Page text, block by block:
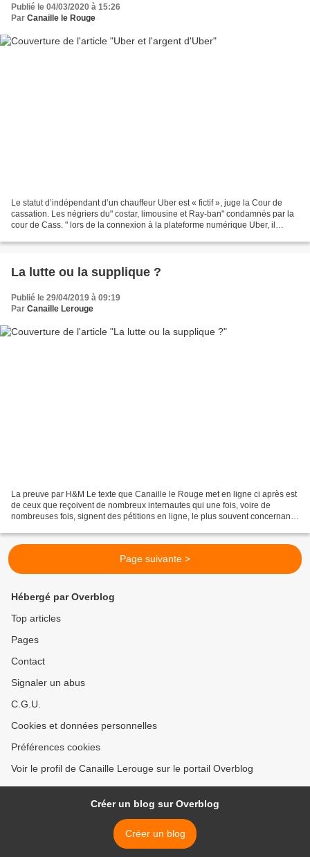
Publié le 04/03/2020 à 15:26
Par Canaille le Rouge
Le statut d’indépendant d’un chauffeur Uber est « fictif », juge la Cour de
cassation. Les négriers du" costar, limousine et Ray-ban" condamnés par la
cour de Cass. " lors de la connexion à la plateforme numérique Uber, il
La lutte ou la supplique ?
Publié le 29/04/2019 à 09:19
Par Canaille Lerouge
La preuve par H&M Le texte que Canaille le Rouge met en ligne ci après est
de ceux que reçoivent de nombreux internautes qui une fois, voire de
nombreuses fois, signent des pétitions en ligne, le plus souvent concernant
Page suivante >
Hébergé par Overblog
Top articles
Pages
Contact
Signaler un abus
C.G.U.
Cookies et données personnelles
Préférences cookies
Voir le profil de Canaille Lerouge sur le portail Overblog
Créer un blog sur Overblog
Créer un blog